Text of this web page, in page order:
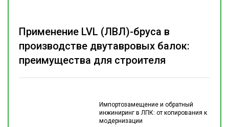
Импортозамещение и обратный
инжиниринг в ЛПК: от копирования к
модернизации
Применение LVL (ЛВЛ)-бруса в
производстве двутавровых балок:
преимущества для строителя